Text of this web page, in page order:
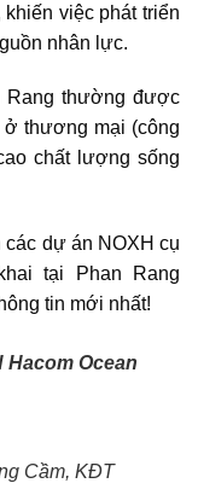
việc phát triển
nhân lực.
Rang thường được
thương mại (công
chất lượng sống
các dự án NOXH cụ
tại Phan Rang
tin mới nhất!
Ocean
Cầm, KĐT